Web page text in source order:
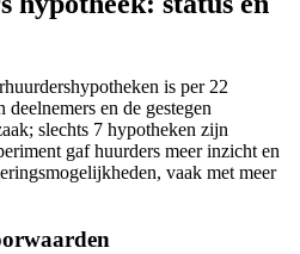
is per 22
deelnemers en de gestegen
slechts 7 hypotheken zijn
gaf huurders meer inzicht en
vaak met meer